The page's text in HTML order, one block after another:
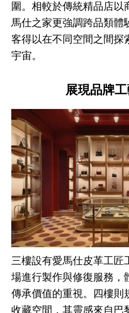
圍。相較於傳統精品店以
馬仕之家更強調跨品類體
客得以在不同空間之間探
宇宙。
展現品牌
三樓設有愛馬仕皮革工匠
場進行製作與修復服務，
傳承價值的重視。四樓則